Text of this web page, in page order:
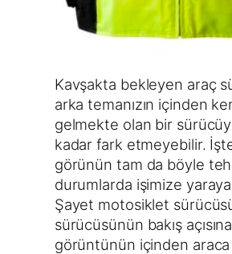
Kavşakta bekleyen araç
arka temanızın içinden
gelmekte olan bir
kadar fark etmeyebilir.
görünün tam da böyle
durumlarda işimize
Şayet motosiklet
sürücüsünün bakış
görüntünün içinden